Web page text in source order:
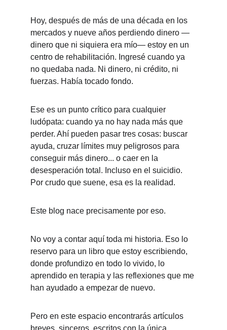
Hoy, después de más de una década en los
mercados y nueve años perdiendo dinero —
dinero que ni siquiera era mío— estoy en un
centro de rehabilitación. Ingresé cuando ya
no quedaba nada. Ni dinero, ni crédito, ni
fuerzas. Había tocado fondo.
Ese es un punto crítico para cualquier
ludópata: cuando ya no hay nada más que
perder. Ahí pueden pasar tres cosas: buscar
ayuda, cruzar límites muy peligrosos para
conseguir más dinero... o caer en la
desesperación total. Incluso en el suicidio.
Por crudo que suene, esa es la realidad.
Este blog nace precisamente por eso.
No voy a contar aquí toda mi historia. Eso lo
reservo para un libro que estoy escribiendo,
donde profundizo en todo lo vivido, lo
aprendido en terapia y las reflexiones que me
han ayudado a empezar de nuevo.
Pero en este espacio encontrarás artículos
breves, sinceros, escritos con la única